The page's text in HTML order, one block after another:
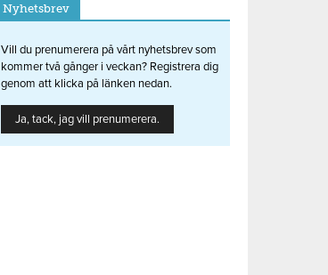
Nyhetsbrev
Vill du prenumerera på vårt nyhetsbrev som
kommer två gånger i veckan? Registrera dig
genom att klicka på länken nedan.
Ja, tack, jag vill prenumerera.